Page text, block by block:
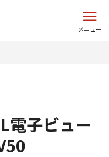
メニュー
電子ビュー